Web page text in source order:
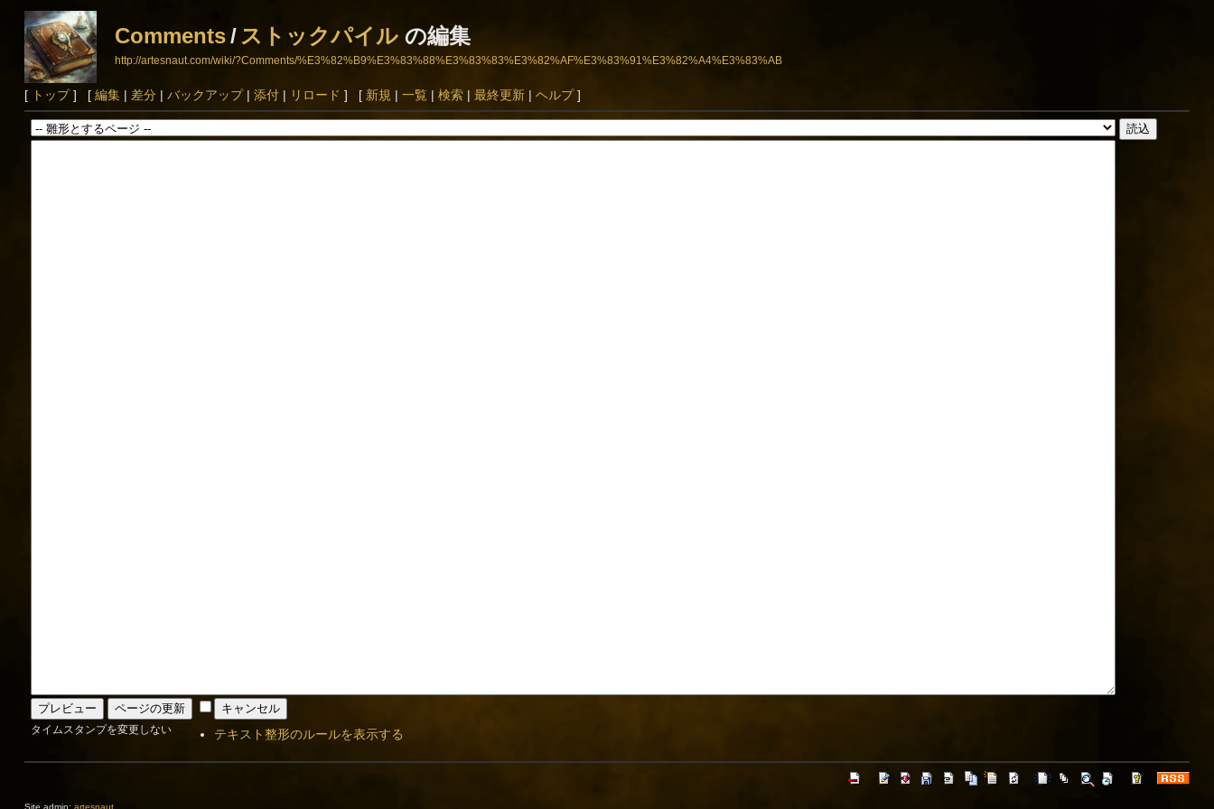
Comments/ストックパイル の編集
http://artesnaut.com/wiki/?Comments/%E3%82%B9%E3%83%88%E3%83%83%E3%82%AF%E3%83%91%E3%82%A4%E3%83%AB
[ トップ] [ 編集| 差分| バックアップ| 添付| リロード ] [ 新規 | 一覧| 検索| 最終更新| ヘルプ]
タイムスタンプを変更しない テキスト整形のルールを表示する
Site admin: artesnaut